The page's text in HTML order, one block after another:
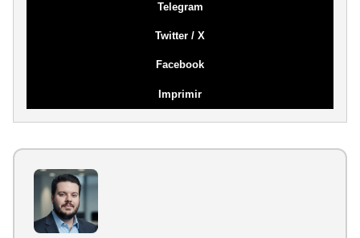
Telegram
Twitter / X
Facebook
Imprimir